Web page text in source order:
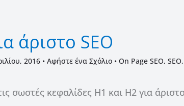
άριστο SEO
2016 • Αφήστε ένα Σχόλιο • On Page SEO, SEO,
σωστές κεφαλίδες H1 και H2 για